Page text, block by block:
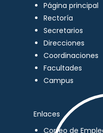
Página principal
Rectoría
Secretarios
Direcciones
Coordinaciones
Facultades
Campus
Enlaces
Correo de